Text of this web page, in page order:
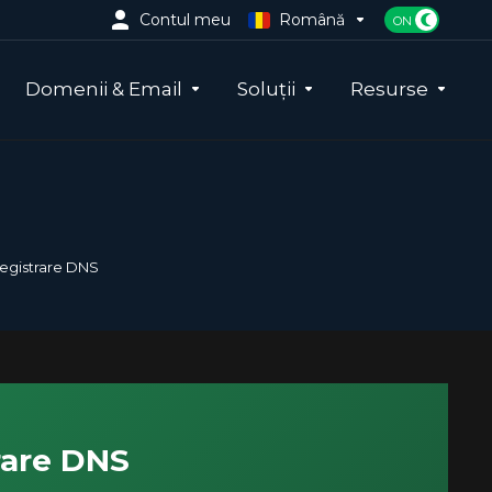
Contul meu Română
Domenii & Email Soluții Resurse
DNS
DNS